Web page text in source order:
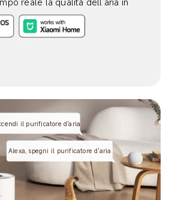
il purificatore d'aria
Alexa, spegni il purificatore d'aria